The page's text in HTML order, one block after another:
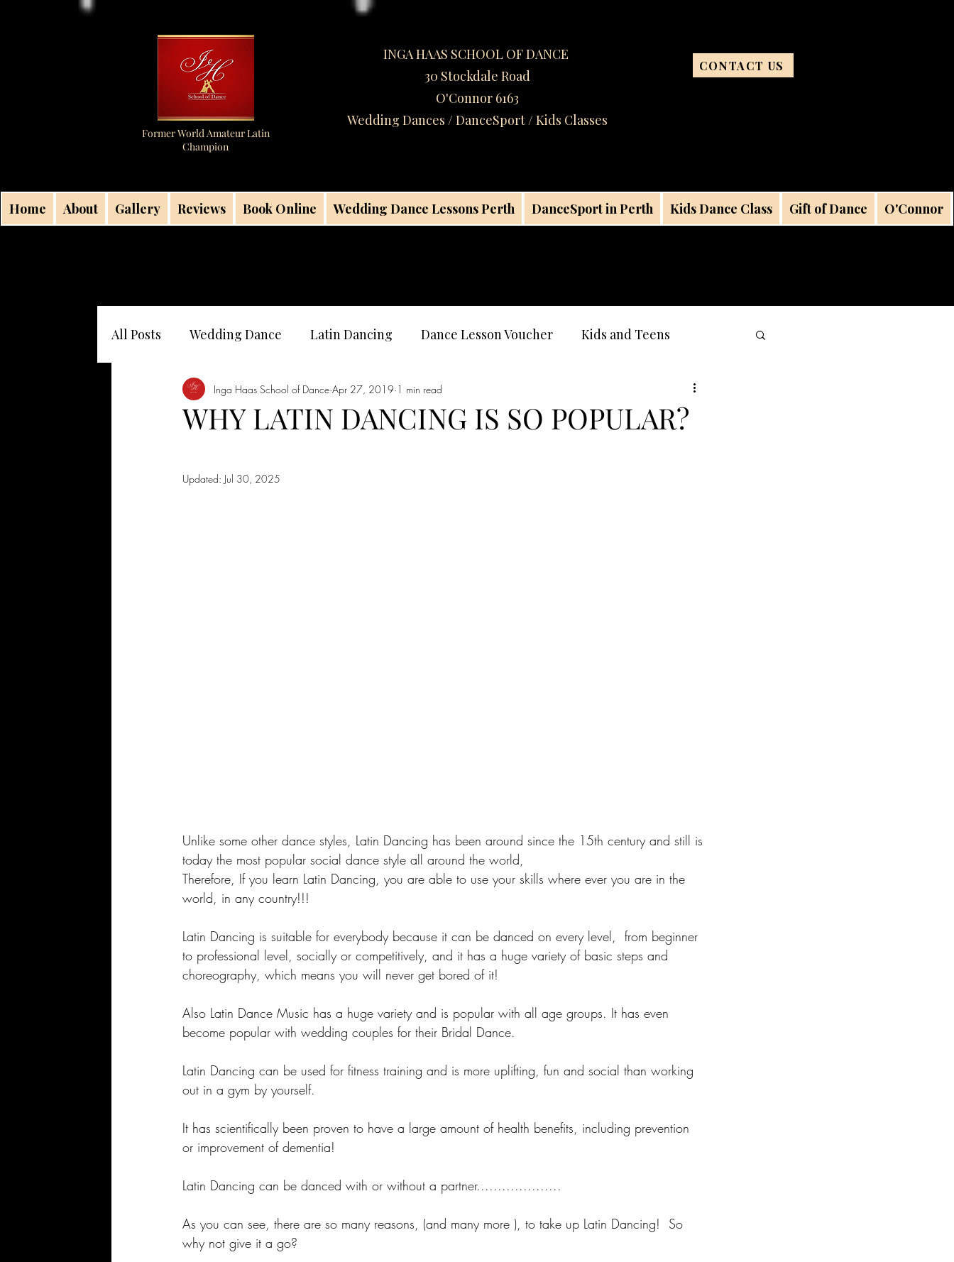
INGA HAAS SCHOOL OF DANCE
30 Stockdale Road
O'Connor 6163
Wedding Dances / DanceSport / Kids Classes​
Former World Amateur Latin
Champion
CONTACT US
Home About Gallery Reviews Book Online Wedding Dance Lessons Perth DanceSport in Perth Kids Dance Class Gift of Dance O'Connor
All Posts Wedding Dance Latin Dancing Dance Lesson Voucher Kids and Teens
Dancing and your health Dance Wear DanceSport
WHY LATIN DANCING IS SO POPULAR?
Inga Haas School of Dance Apr 27, 2019 1 min read
Updated: Jul 30, 2025
Unlike some other dance styles, Latin Dancing has been around since the 15th century and still is
today the most popular social dance style all around the world,
Therefore, If you learn Latin Dancing, you are able to use your skills where ever you are in the
world, in any country!!!
Latin Dancing is suitable for everybody because it can be danced on every level,  from beginner
to professional level, socially or competitively, and it has a huge variety of basic steps and
choreography, which means you will never get bored of it!
Also Latin Dance Music has a huge variety and is popular with all age groups. It has even
become popular with wedding couples for their Bridal Dance.
Latin Dancing can be used for fitness training and is more uplifting, fun and social than working
out in a gym by yourself.
It has scientifically been proven to have a large amount of health benefits, including prevention
or improvement of dementia!
Latin Dancing can be danced with or without a partner....................
As you can see, there are so many reasons, (and many more ), to take up Latin Dancing!  So
why not give it a go?